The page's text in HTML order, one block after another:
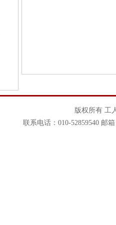
版权所有 工
联系电话：010-52859540 邮